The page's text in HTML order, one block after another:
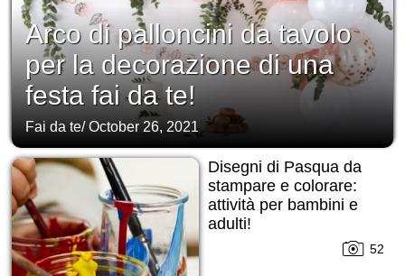
Arco di palloncini da tavolo
per la decorazione di una
festa fai da te!
Fai da te/October 26, 2021
Disegni di Pasqua da
stampare e colorare:
attività per bambini e
adulti!
52